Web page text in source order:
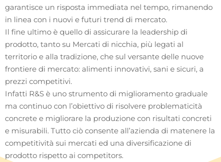
garantisce un risposta immediata nel tempo, rimanendo
in linea con i nuovi e futuri trend di mercato.
Il fine ultimo è quello di assicurare la leadership di
prodotto, tanto su Mercati di nicchia, più legati al
territorio e alla tradizione, che sul versante delle nuove
frontiere di mercato: alimenti innovativi, sani e sicuri, a
prezzi competitivi.
Infatti R&S è uno strumento di miglioramento graduale
ma continuo con l’obiettivo di risolvere problematicità
concrete e migliorare la produzione con risultati concreti
e misurabili. Tutto ciò consente all’azienda di matenere la
competitività sui mercati ed una diversificazione di
prodotto rispetto ai competitors.